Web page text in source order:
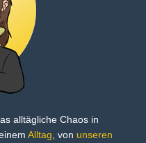
alltägliche Chaos in
Alltag , von unseren